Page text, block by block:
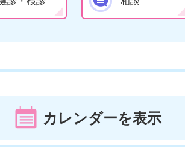
カレンダーを表示